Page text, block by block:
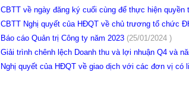
CBTT về ngày đăng ký cuối cùng để thực hiện
CBTT Nghị quyết của HĐQT về chủ trương tổ chức
Báo cáo Quản trị Công ty năm 2023 (25/01/2024 )
Giải trình chênh lệch Doanh thu và lợi nhuận Q4 và
Nghị quyết của HĐQT về giao dịch với các đơn vị có